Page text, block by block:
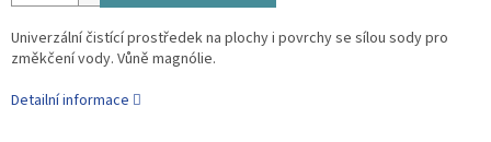
Univerzální čistící prostředek na plochy i povrchy se sílou sody pro
změkčení vody. Vůně magnólie.
Detailní informace